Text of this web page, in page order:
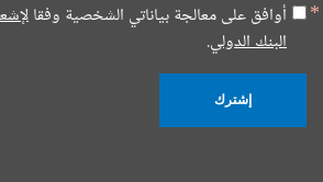
أوافق على معالجة بياناتي الشخصية وفقا
البنك الدولي.
إشترك